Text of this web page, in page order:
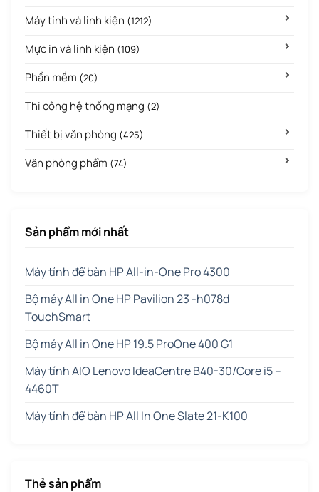
Máy tính và linh kiện (1212)
Mực in và linh kiện (109)
Phần mềm (20)
Thi công hệ thống mạng (2)
Thiết bị văn phòng (425)
Văn phòng phẩm (74)
Sản phẩm mới nhất
Máy tính để bàn HP All-in-One Pro 4300
Bộ máy All in One HP Pavilion 23 -h078d
TouchSmart
Bộ máy All in One HP 19.5 ProOne 400 G1
Máy tính AIO Lenovo IdeaCentre B40-30/Core i5 –
4460T
Máy tính để bàn HP All In One Slate 21-K100
Thẻ sản phẩm